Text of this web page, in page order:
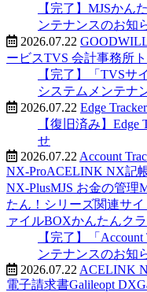
【完了】MJSかん
ンテナンスのお知
2026.07.22
ービスTVS 会計事務所
【完了】「TVSサ
システムメンテナ
2026.07.22 Edge
【復旧済み】
せ
2026.07.22 Account
NX-ProACELINK NX記
NX-PlusMJS お金の管理
たん！シリーズ関連サイ
ァイルBOXかんたんク
【完了】「
ンテナンスのお知
2026.07.22 ACELINK
電子請求書Galileopt DX